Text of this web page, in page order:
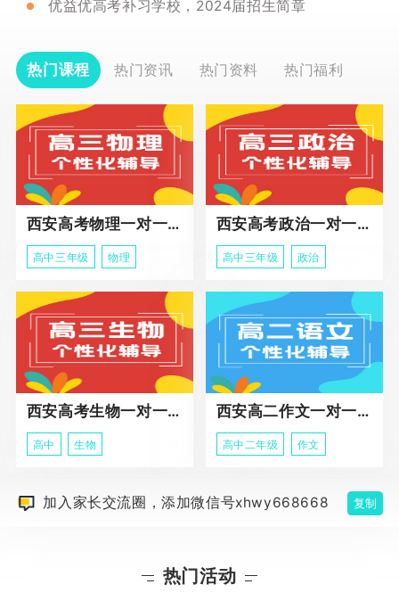
优益优高考补习学校，2024届招生简章
热门课程 热门资讯 热门资料 热门福利
西安高考物理一对一辅导课程
高中三年级 物理
西安高考政治一对一辅导课程
高中三年级 政治
西安高考生物一对一辅导
高中 生物
西安高二作文一对一辅导课程
高中二年级 作文
加入家长交流圈，添加微信号xhwy668668 复制
热门活动